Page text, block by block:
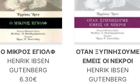
Ο ΜΙΚΡΟΣ ΕΓΙΟΛΦ
HENRIK IBSEN
GUTENBERG
6.30€
ΟΤΑΝ ΞΥΠΝΗΣΟΥΜΕ
ΕΜΕΙΣ ΟΙ ΝΕΚΡΟΙ
HENRIK IBSEN
GUTENBERG